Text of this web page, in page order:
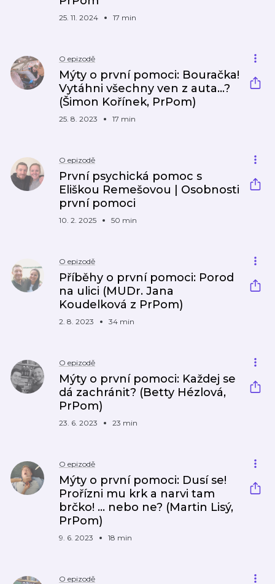
25. 11. 2024 17 min
O epizodě
Mýty o první pomoci: Bouračka!
Vytáhni všechny ven z auta...?
(Šimon Kořínek, PrPom)
25. 8. 2023 17 min
O epizodě
První psychická pomoc s
Eliškou Remešovou | Osobnosti
první pomoci
10. 2. 2025 50 min
O epizodě
Příběhy o první pomoci: Porod
na ulici (MUDr. Jana
Koudelková z PrPom)
2. 8. 2023 34 min
O epizodě
Mýty o první pomoci: Každej se
dá zachránit? (Betty Hézlová,
PrPom)
23. 6. 2023 23 min
O epizodě
Mýty o první pomoci: Dusí se!
Prořízni mu krk a narvi tam
brčko! ... nebo ne? (Martin Lisý,
PrPom)
9. 6. 2023 18 min
O epizodě